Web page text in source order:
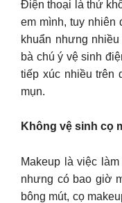
Điện thoại là thứ
em mình, tuy nhiên
khuẩn nhưng
bà chú ý vệ sinh
tiếp xúc nhiều trên
mụn.
Không vệ sinh cọ
Makeup là việc
nhưng có bao giờ
bông mút, cọ